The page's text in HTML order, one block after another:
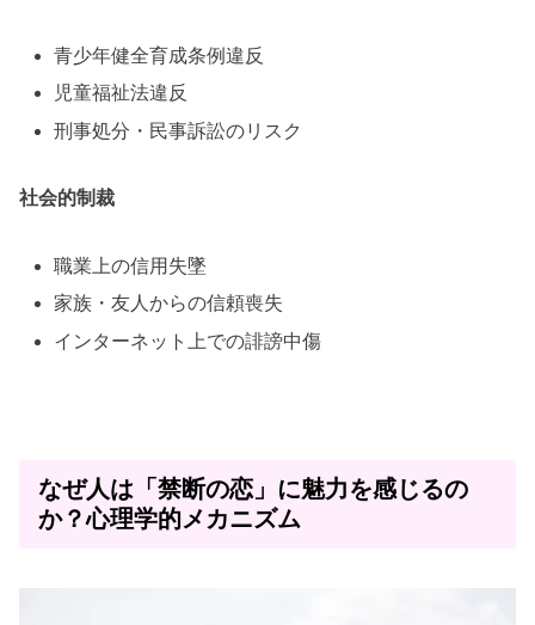
青少年健全育成条例違反
児童福祉法違反
刑事処分・民事訴訟のリスク
社会的制裁
職業上の信用失墜
家族・友人からの信頼喪失
インターネット上での誹謗中傷
なぜ人は「禁断の恋」に魅力を感じるの
か？心理学的メカニズム